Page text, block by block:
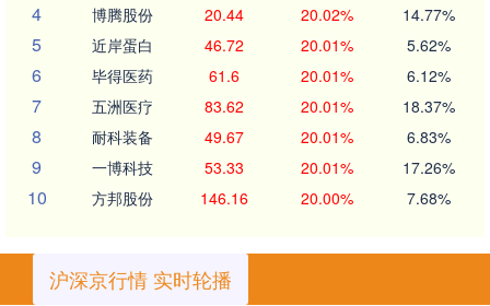
4 博腾股份 20.44 20.02% 14.77%
5 近岸蛋白 46.72 20.01% 5.62%
6 毕得医药 61.6 20.01% 6.12%
7 五洲医疗 83.62 20.01% 18.37%
8 耐科装备 49.67 20.01% 6.83%
9 一博科技 53.33 20.01% 17.26%
10 方邦股份 146.16 20.00% 7.68%
沪深京行情 实时轮播